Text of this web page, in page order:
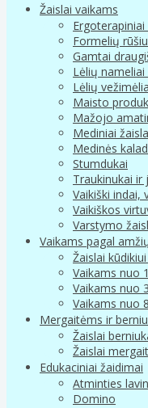
Žaislai vaikams
Formelių
Gamtai
Lėlių
Lėlių
Maisto
Mažojo
Mediniai
Medinės
Stumdukai
Traukinukai ir
Vaikiški indai,
Vaikiškos
Varstymo
Vaikams pagal
Žaislai
Vaikams nuo
Vaikams nuo
Vaikams nuo
Mergaitėms ir
Žaislai
Žaislai
Edukaciniai žaidimai
Atminties
Domino